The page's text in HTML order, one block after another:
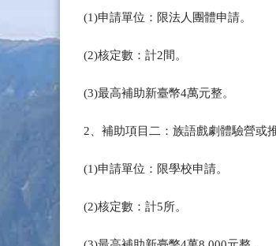
(1)申請單位：限法人團體申請。
(2)核定數：計2間。
(3)最高補助新臺幣4萬元整。
2、補助項目二：族語戲劇體驗營或
(1)申請單位：限學校申請。
(2)核定數：計5所。